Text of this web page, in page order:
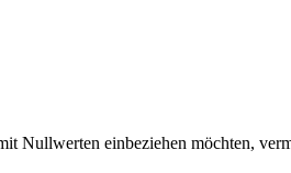
Nullwerten einbeziehen möchten,